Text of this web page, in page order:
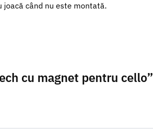
joacă când nu este montată.
cu magnet pentru cello”